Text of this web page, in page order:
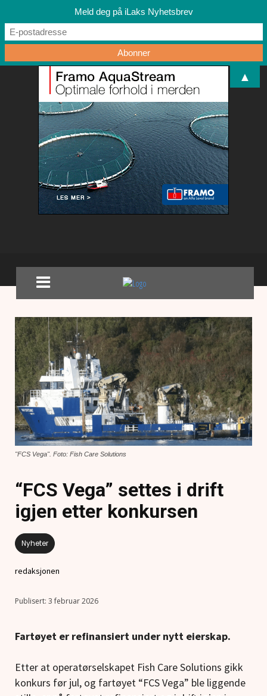
"FCS Vega". Foto: Fish Care Solutions
“FCS Vega” settes i drift
igjen etter konkursen
Nyheter
redaksjonen
3 februar 2026
Fartøyet er refinansiert under nytt eierskap.
Etter at operatørselskapet Fish Care Solutions gikk
konkurs før jul, og fartøyet “FCS Vega” ble liggende
Meld deg på iLaks Nyhetsbrev
▲